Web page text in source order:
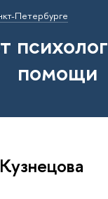
Петербурге
помощи